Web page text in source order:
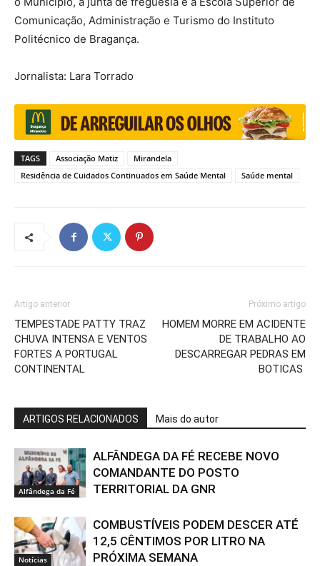
Comunicação, Administração e Turismo do Instituto
Politécnico de Bragança.
Jornalista: Lara Torrado
TAGS Associação Matiz
Mirandela
Residência de Cuidados Continuados em Saúde Mental
Saúde mental
Artigo anterior
TEMPESTADE PATTY TRAZ
CHUVA INTENSA E VENTOS
FORTES A PORTUGAL
CONTINENTAL
Próximo artigo
HOMEM MORRE EM ACIDENTE
DE TRABALHO AO
DESCARREGAR PEDRAS EM
BOTICAS
ARTIGOS RELACIONADOS Mais do autor
Alfândega da Fé
ALFÂNDEGA DA FÉ RECEBE NOVO
COMANDANTE DO POSTO
TERRITORIAL DA GNR
Notícias
COMBUSTÍVEIS PODEM DESCER ATÉ
12,5 CÊNTIMOS POR LITRO NA
PRÓXIMA SEMANA